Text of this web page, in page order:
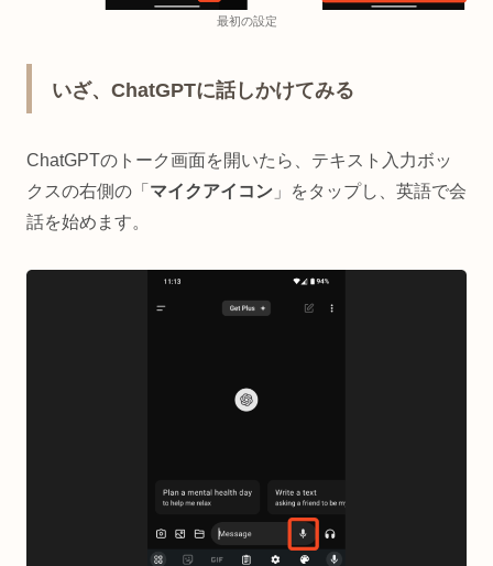
最初の設定
いざ、ChatGPTに話しかけてみる
ChatGPTのトーク画面を開いたら、テキスト入力ボッ
クスの右側の「 マイクアイコン 」をタップし、英語で会
話を始めます。